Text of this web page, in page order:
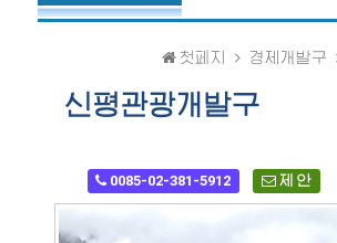
첫페지 경제개발구
신평관광개발구
0085-02-381-5912 제 안